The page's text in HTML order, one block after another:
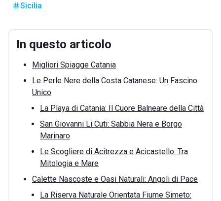
Sicilia
In questo articolo
Migliori Spiagge Catania
Le Perle Nere della Costa Catanese: Un Fascino
Unico
La Playa di Catania: Il Cuore Balneare della Città
San Giovanni Li Cuti: Sabbia Nera e Borgo
Marinaro
Le Scogliere di Acitrezza e Acicastello: Tra
Mitologia e Mare
Calette Nascoste e Oasi Naturali: Angoli di Pace
La Riserva Naturale Orientata Fiume Simeto: